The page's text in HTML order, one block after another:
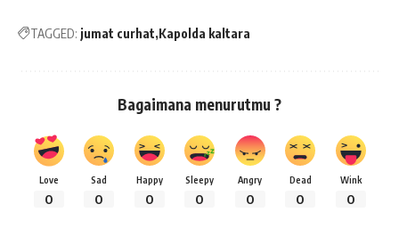
TAGGED: jumat curhat Kapolda kaltara
Bagaimana menurutmu ?
Love
0
Sad
0
Happy
0
Sleepy
0
Angry
0
Dead
0
Wink
0